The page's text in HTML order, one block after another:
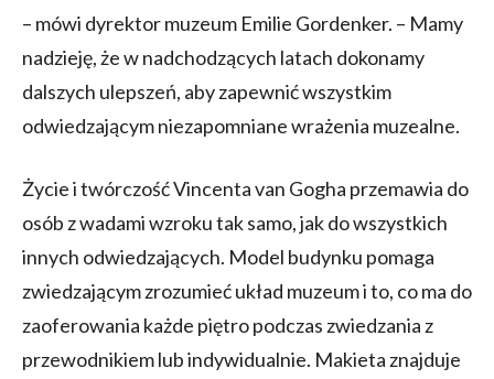
– mówi dyrektor muzeum Emilie Gordenker. – Mamy
nadzieję, że w nadchodzących latach dokonamy
dalszych ulepszeń, aby zapewnić wszystkim
odwiedzającym niezapomniane wrażenia muzealne.
Życie i twórczość Vincenta van Gogha przemawia do
osób z wadami wzroku tak samo, jak do wszystkich
innych odwiedzających. Model budynku pomaga
zwiedzającym zrozumieć układ muzeum i to, co ma do
zaoferowania każde piętro podczas zwiedzania z
przewodnikiem lub indywidualnie. Makieta znajduje